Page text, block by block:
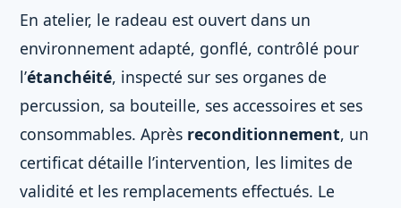
En atelier, le radeau est ouvert dans un
environnement adapté, gonflé, contrôlé pour
l’étanchéité, inspecté sur ses organes de
percussion, sa bouteille, ses accessoires et ses
consommables. Après reconditionnement, un
certificat détaille l’intervention, les limites de
validité et les remplacements effectués. Le